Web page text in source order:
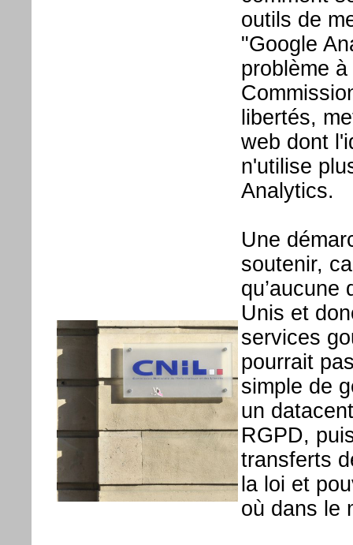
outils de
"Google
problème
libertés,
web dont
n'utilise
Analytics.
Une
soutenir,
Unis et
services
pourrait
simple de
un
RGPD,
transferts
la loi et
où dans le